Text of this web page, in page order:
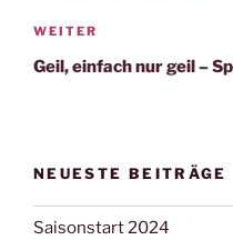
Nächster
Beitrag
WEITER
Geil, einfach nur geil –
NEUESTE BEITRÄGE
Saisonstart 2024